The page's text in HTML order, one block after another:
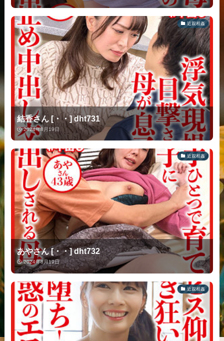
近親相姦
結香さん [・・] dht731
2024年8月19日
近親相姦
あやさん [・・] dht732
2024年8月19日
近親相姦